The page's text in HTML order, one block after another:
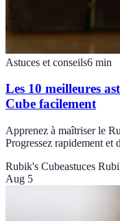
Astuces et conseils6 min
Les 10 meilleures
Cube facilement
Apprenez à maîtriser le
Progressez rapidement et
Rubik's Cubeastuces
Aug 5